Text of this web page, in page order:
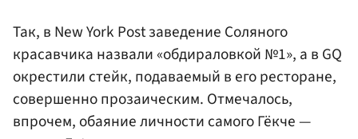
Так, в New York Post заведение Соляного
красавчика назвали «обдираловкой №1», а в GQ
окрестили стейк, подаваемый в его ресторане,
совершенно прозаическим. Отмечалось,
впрочем, обаяние личности самого Гёкче —